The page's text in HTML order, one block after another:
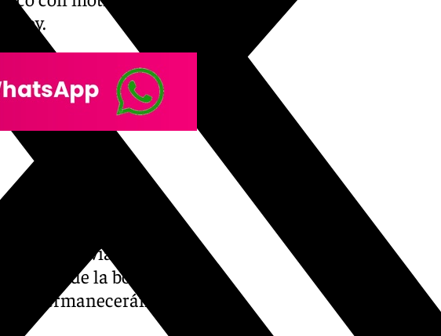
hoy.
aviso amarillo hasta
por lluvias y
de la borrasca
permanecerán